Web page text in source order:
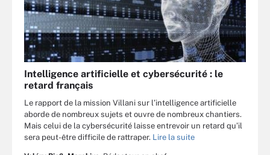
Intelligence artificielle et cybersécurité : le
retard français
Le rapport de la mission Villani sur l’intelligence artificielle
aborde de nombreux sujets et ouvre de nombreux chantiers.
Mais celui de la cybersécurité laisse entrevoir un retard qu’il
sera peut-être difficile de rattraper. Lire la suite